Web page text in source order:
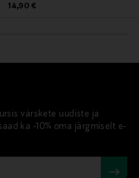
Original Price
14,90 €
värskete uudiste ja
ka -10% oma järgmiselt e-